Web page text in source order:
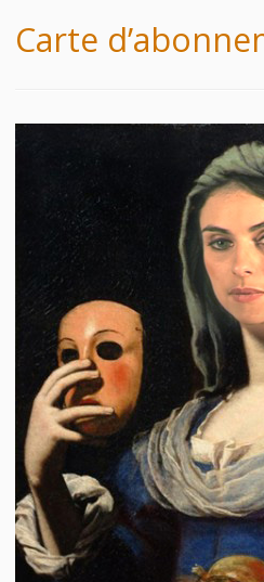
Carte